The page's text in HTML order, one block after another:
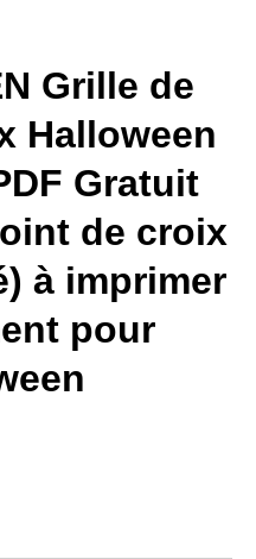
Grille de
Halloween
Gratuit
de croix
à imprimer
pour